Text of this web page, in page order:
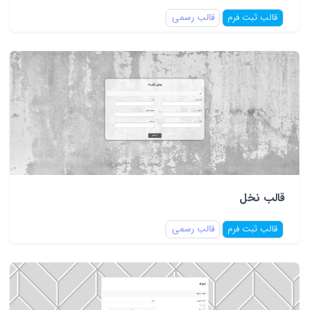
قالب ثبت فرم قالب رسمی
قالب نخل
قالب ثبت فرم قالب رسمی